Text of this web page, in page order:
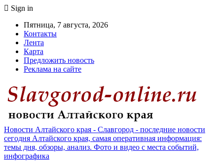
Sign in
Пятница, 7 августа, 2026
Контакты
Лента
Карта
Предложить новость
Реклама на сайте
Новости Алтайского края - Славгород - последние новости
сегодня Алтайского края, самая оперативная информация:
темы дня, обзоры, анализ. Фото и видео с места событий,
инфографика